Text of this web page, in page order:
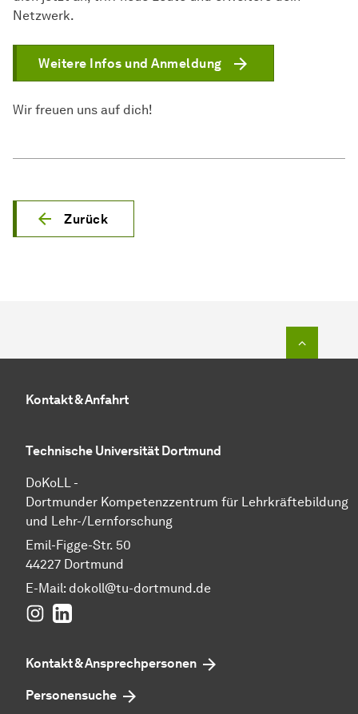
Netzwerk.
Weitere Infos und Anmeldung
Wir freuen uns auf dich!
Zurück
Kontakt & Anfahrt
Technische Universität Dortmund
DoKoLL -
Dortmunder Kompetenzzentrum für Lehrkräftebildung
und Lehr-/Lernforschung
Emil-Figge-Str. 50
44227 Dortmund
E-Mail: dokoll@tu-dortmund.de
Instagram
LinkedIn
Kontakt & Ansprechpersonen
Personensuche